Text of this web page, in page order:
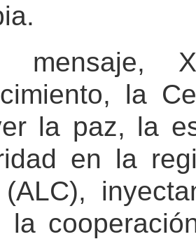
mensaje,
la
la paz, la
en la
(ALC),
la